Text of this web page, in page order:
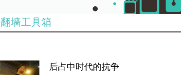
翻墙工具箱
后占中时代的抗争